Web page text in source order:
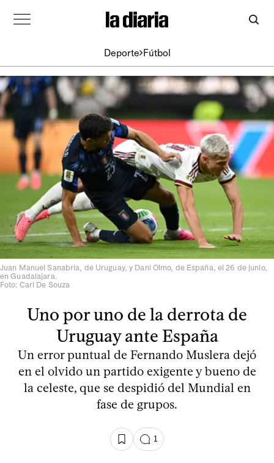
Deporte Fútbol
Juan Manuel Sanabria, de Uruguay, y Dani Olmo, de España, el 26 de junio,
en Guadalajara.
Foto: Carl De Souza
Uno por uno de la derrota de
Uruguay ante España
Un error puntual de Fernando Muslera dejó
en el olvido un partido exigente y bueno de
la celeste, que se despidió del Mundial en
fase de grupos.
1